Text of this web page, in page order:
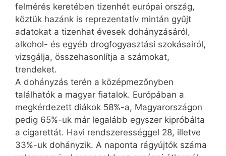
felmérés keretében tizenhét európai ország,
köztük hazánk is reprezentatív mintán gyűjt
adatokat a tizenhat évesek dohányzásáról,
alkohol- és egyéb drogfogyasztási szokásairól,
vizsgálja, összehasonlítja a számokat,
trendeket.
A dohányzás terén a középmezőnyben
találhatók a magyar fiatalok. Európában a
megkérdezett diákok 58%-a, Magyarországon
pedig 65%-uk már legalább egyszer kipróbálta
a cigarettát. Havi rendszerességgel 28, illetve
33%-uk dohányzik. A naponta rágyújtók száma